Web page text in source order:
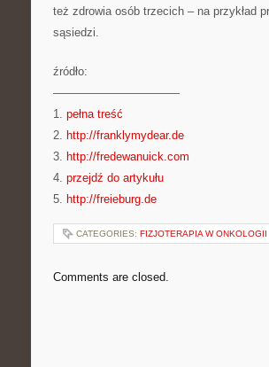
też zdrowia osób trzecich – na przykład
sąsiedzi.
źródło:
———————————
1. pełna treść
2. http://franklymydear.de
3. http://fredewanuick.com
4. przejdź do artykułu
5. http://freieburg.de
CATEGORIES: FIZJOTERAPIA W ONKOLOGII
Comments are closed.